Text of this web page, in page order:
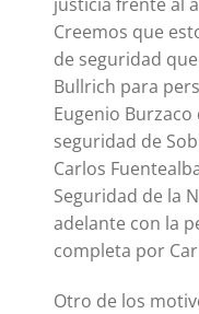
Creemos que
de seguridad
Bullrich para
Eugenio
seguridad de
Carlos
Seguridad de la
adelante con la
completa por
Otro de los